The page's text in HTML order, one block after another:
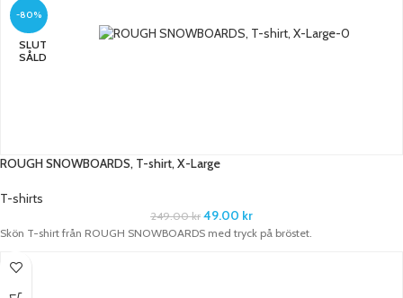
-80%
SLUT
SÅLD
ROUGH SNOWBOARDS, T-shirt, X-Large
T-shirts
249.00kr 49.00 kr
Skön T-shirt från ROUGH SNOWBOARDS med tryck på bröstet.